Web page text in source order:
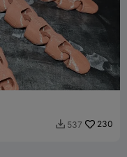
 537 230